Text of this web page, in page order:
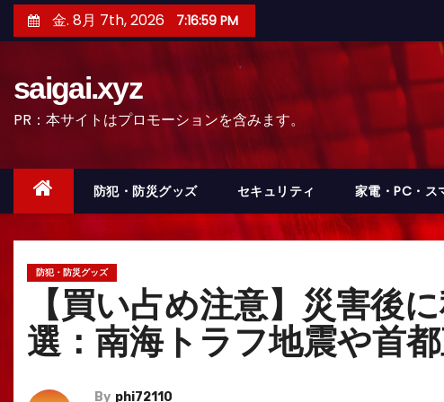
ン
ッ
金. 8月 7th, 2026 7:17:00 PM
saigai.xyz
PR：本サイトはプロモーションを含みます。
防犯・防災グッズ セキュリティ 家電・PC・ス
防犯・防災グッズ
【買い占め注意】災害後
選：南海トラフ地震や首
By phi72110